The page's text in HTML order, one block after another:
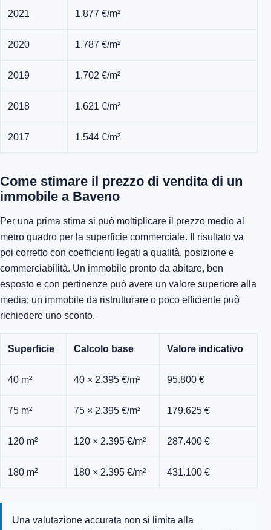
2021 1.877 €/m²
2020 1.787 €/m²
2019 1.702 €/m²
2018 1.621 €/m²
2017 1.544 €/m²
Come stimare il prezzo di vendita di un
immobile a Baveno
Per una prima stima si può moltiplicare il prezzo medio al
metro quadro per la superficie commerciale. Il risultato va
poi corretto con coefficienti legati a qualità, posizione e
commerciabilità. Un immobile pronto da abitare, ben
esposto e con pertinenze può avere un valore superiore alla
media; un immobile da ristrutturare o poco efficiente può
richiedere uno sconto.
Superficie Calcolo base Valore indicativo
40 m² 40 × 2.395 €/m² 95.800 €
75 m² 75 × 2.395 €/m² 179.625 €
120 m² 120 × 2.395 €/m² 287.400 €
180 m² 180 × 2.395 €/m² 431.100 €
Una valutazione accurata non si limita alla